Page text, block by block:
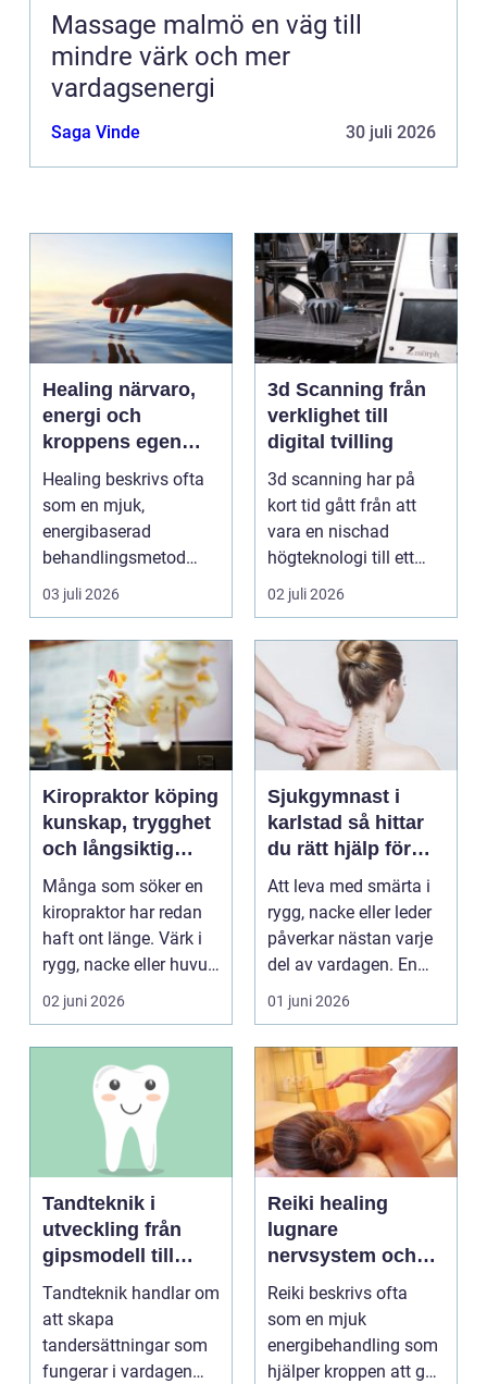
Massage malmö en väg till
mindre värk och mer
vardagsenergi
Saga Vinde 30 juli 2026
Healing närvaro,
energi och
kroppens egen
förmåga att läka
Healing beskrivs ofta
som en mjuk,
energibaserad
behandlingsmetod
som stödjer kroppens
egen läknings...
03 juli 2026
3d Scanning från
verklighet till
digital tvilling
3d scanning har på
kort tid gått från att
vara en nischad
högteknologi till ett
praktiskt verktyg fö...
02 juli 2026
Kiropraktor köping
kunskap, trygghet
och långsiktig
hjälp för ryggen
Många som söker en
kiropraktor har redan
haft ont länge. Värk i
rygg, nacke eller huvud
blir lätt en...
02 juni 2026
Sjukgymnast i
karlstad så hittar
du rätt hjälp för
smärta och besvär
Att leva med smärta i
rygg, nacke eller leder
påverkar nästan varje
del av vardagen. En
person som s...
01 juni 2026
Tandteknik i
utveckling från
gipsmodell till
digitalt arbetsflöde
Tandteknik handlar om
att skapa
tandersättningar som
fungerar i vardagen
Reiki healing
lugnare
nervsystem och
djupare
återhämtning
Reiki beskrivs ofta
som en mjuk
energibehandling som
hjälper kroppen att gå